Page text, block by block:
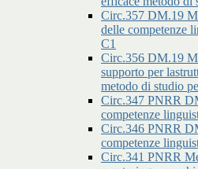
Circ.357 DM.19
delle competenze
C1
Circ.356 DM.19
supporto per
metodo di studio
Circ.347 PNRR
competenze
Circ.346 PNRR
competenze
Circ.341 PNRR